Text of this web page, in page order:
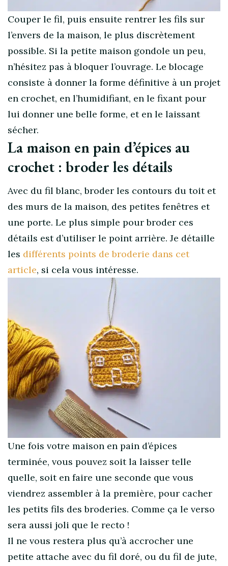
Couper le fil, puis ensuite rentrer les fils sur
l’envers de la maison, le plus discrètement
possible. Si la petite maison gondole un peu,
n’hésitez pas à bloquer l’ouvrage. Le blocage
consiste à donner la forme définitive à un projet
en crochet, en l’humidifiant, en le fixant pour
lui donner une belle forme, et en le laissant
sécher.
La maison en pain d’épices au
crochet : broder les détails
Avec du fil blanc, broder les contours du toit et
des murs de la maison, des petites fenêtres et
une porte. Le plus simple pour broder ces
détails est d’utiliser le point arrière. Je détaille
les différents points de broderie dans cet
article, si cela vous intéresse.
Une fois votre maison en pain d’épices
terminée, vous pouvez soit la laisser telle
quelle, soit en faire une seconde que vous
viendrez assembler à la première, pour cacher
les petits fils des broderies. Comme ça le verso
sera aussi joli que le recto !
Il ne vous restera plus qu’à accrocher une
petite attache avec du fil doré, ou du fil de jute,